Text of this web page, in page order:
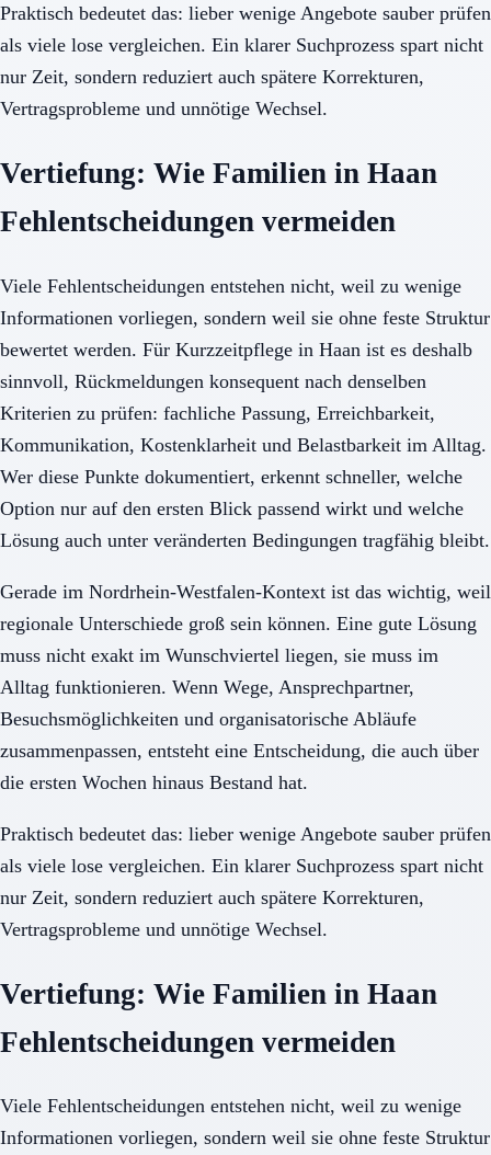
Praktisch bedeutet das: lieber wenige Angebote sauber prüfen
als viele lose vergleichen. Ein klarer Suchprozess spart nicht
nur Zeit, sondern reduziert auch spätere Korrekturen,
Vertragsprobleme und unnötige Wechsel.
Vertiefung: Wie Familien in Haan
Fehlentscheidungen vermeiden
Viele Fehlentscheidungen entstehen nicht, weil zu wenige
Informationen vorliegen, sondern weil sie ohne feste Struktur
bewertet werden. Für Kurzzeitpflege in Haan ist es deshalb
sinnvoll, Rückmeldungen konsequent nach denselben
Kriterien zu prüfen: fachliche Passung, Erreichbarkeit,
Kommunikation, Kostenklarheit und Belastbarkeit im Alltag.
Wer diese Punkte dokumentiert, erkennt schneller, welche
Option nur auf den ersten Blick passend wirkt und welche
Lösung auch unter veränderten Bedingungen tragfähig bleibt.
Gerade im Nordrhein-Westfalen-Kontext ist das wichtig, weil
regionale Unterschiede groß sein können. Eine gute Lösung
muss nicht exakt im Wunschviertel liegen, sie muss im
Alltag funktionieren. Wenn Wege, Ansprechpartner,
Besuchsmöglichkeiten und organisatorische Abläufe
zusammenpassen, entsteht eine Entscheidung, die auch über
die ersten Wochen hinaus Bestand hat.
Praktisch bedeutet das: lieber wenige Angebote sauber prüfen
als viele lose vergleichen. Ein klarer Suchprozess spart nicht
nur Zeit, sondern reduziert auch spätere Korrekturen,
Vertragsprobleme und unnötige Wechsel.
Vertiefung: Wie Familien in Haan
Fehlentscheidungen vermeiden
Viele Fehlentscheidungen entstehen nicht, weil zu wenige
Informationen vorliegen, sondern weil sie ohne feste Struktur